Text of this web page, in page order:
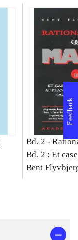
Bd. 2 -
Bd. 2 : Et
studie af
Bent
Feedback